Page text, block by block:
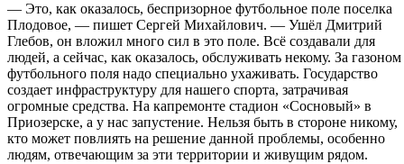
— Это, как оказалось, беспризорное футбольное поле поселка
Плодовое, — пишет Сергей Михайлович. — Ушёл Дмитрий
Глебов, он вложил много сил в это поле. Всё создавали для
людей, а сейчас, как оказалось, обслуживать некому. За газоном
футбольного поля надо специально ухаживать. Государство
создает инфраструктуру для нашего спорта, затрачивая
огромные средства. На капремонте стадион «Сосновый» в
Приозерске, а у нас запустение. Нельзя быть в стороне никому,
кто может повлиять на решение данной проблемы, особенно
людям, отвечающим за эти территории и живущим рядом.